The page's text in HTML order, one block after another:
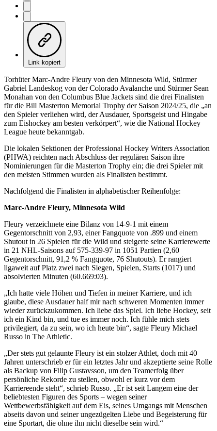
Link kopiert
Torhüter Marc-Andre Fleury von den Minnesota Wild, Stürmer
Gabriel Landeskog von der Colorado Avalanche und Stürmer Sean
Monahan von den Columbus Blue Jackets sind die drei Finalisten
für die Bill Masterton Memorial Trophy der Saison 2024/25, die „an
den Spieler verliehen wird, der Ausdauer, Sportsgeist und Hingabe
zum Eishockey am besten verkörpert“, wie die National Hockey
League heute bekanntgab.
Die lokalen Sektionen der Professional Hockey Writers Association
(PHWA) reichten nach Abschluss der regulären Saison ihre
Nominierungen für die Masterton Trophy ein; die drei Spieler mit
den meisten Stimmen wurden als Finalisten bestimmt.
Nachfolgend die Finalisten in alphabetischer Reihenfolge:
Marc-Andre Fleury, Minnesota Wild
Fleury verzeichnete eine Bilanz von 14-9-1 mit einem
Gegentorschnitt von 2,93, einer Fangquote von .899 und einem
Shutout in 26 Spielen für die Wild und steigerte seine Karrierewerte
in 21 NHL-Saisons auf 575-339-97 in 1051 Partien (2,60
Gegentorschnitt, 91,2 % Fangquote, 76 Shutouts). Er rangiert
ligaweit auf Platz zwei nach Siegen, Spielen, Starts (1017) und
absolvierten Minuten (60.669:03).
„Ich hatte viele Höhen und Tiefen in meiner Karriere, und ich
glaube, diese Ausdauer half mir nach schweren Momenten immer
wieder zurückzukommen. Ich liebe das Spiel. Ich liebe Hockey, seit
ich ein Kind bin, und tue es immer noch. Ich fühle mich stets
privilegiert, da zu sein, wo ich heute bin“, sagte Fleury Michael
Russo in The Athletic.
„Der stets gut gelaunte Fleury ist ein stolzer Athlet, doch mit 40
Jahren unterschrieb er für ein letztes Jahr und akzeptierte seine Rolle
als Backup von Filip Gustavsson, um den Teamerfolg über
persönliche Rekorde zu stellen, obwohl er kurz vor dem
Karriereende steht“, schrieb Russo. „Er ist seit Langem eine der
beliebtesten Figuren des Sports – wegen seiner
Wettbewerbsfähigkeit auf dem Eis, seines Umgangs mit Menschen
abseits davon und seiner ungezügelten Liebe und Begeisterung für
eine Sportart, die ohne ihn nicht dieselbe sein wird.“